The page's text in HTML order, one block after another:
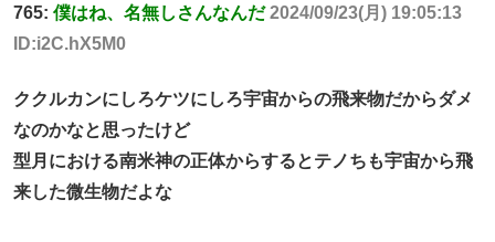
765: 僕はね、名無しさんなんだ 2024/09/23(月) 19:05:13
ID:i2C.hX5M0
ククルカンにしろケツにしろ宇宙からの飛来物だからダメ
なのかなと思ったけど
型月における南米神の正体からするとテノちも宇宙から飛
来した微生物だよな